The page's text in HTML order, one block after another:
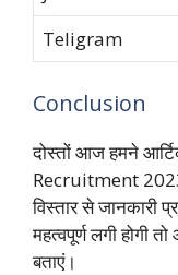
Teligram
Conclusion
दोस्तों आज हमने
Recruitment
विस्तार से जानकारी
महत्वपूर्ण लगी
बताएं।